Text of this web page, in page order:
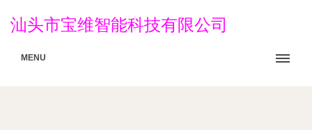
汕头市宝维智能科技有限公司
MENU